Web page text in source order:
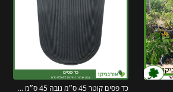
כד פסים קוטר 45 ס״מ גובה 45 ס״מ שחור